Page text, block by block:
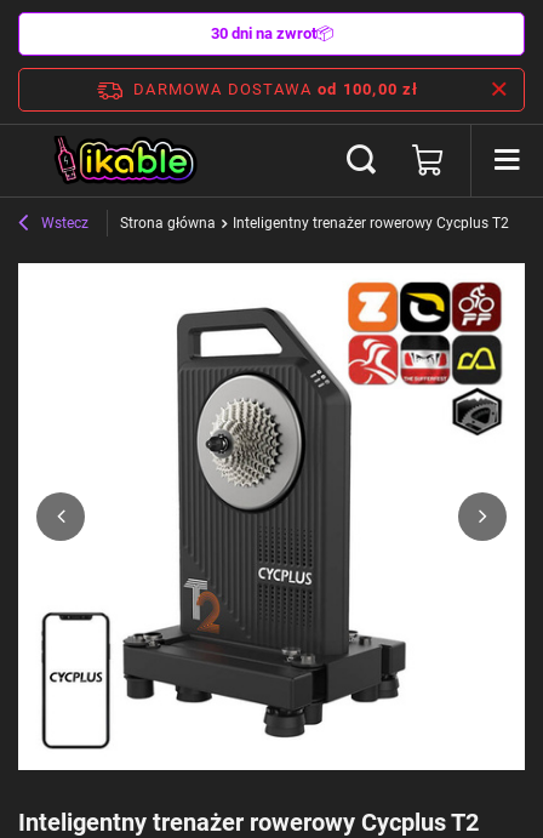
30 dni na zwrot📦
DARMOWA DOSTAWA od 100,00 zł
Wstecz Strona główna Inteligentny trenażer rowerowy Cycplus T2
Inteligentny trenażer rowerowy Cycplus T2